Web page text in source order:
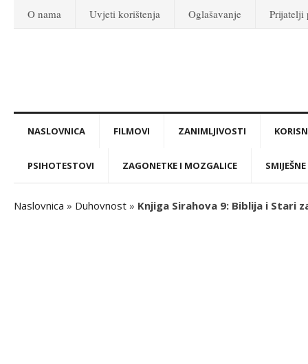
O nama Uvjeti korištenja Oglašavanje Prijatelji
NASLOVNICA FILMOVI ZANIMLJIVOSTI
PSIHOTESTOVI ZAGONETKE I MOZGALICE
Naslovnica » Duhovnost » Knjiga Sirahova 9: Biblija i Stari